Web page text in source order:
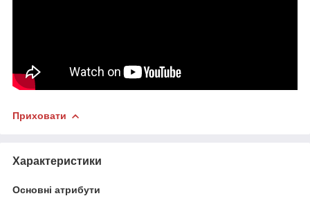
Приховати
Характеристики
Основні атрибути